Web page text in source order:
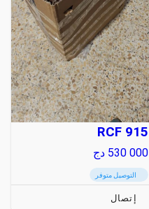
RCF 915
530 000 دج
التوصيل متوفر
إتصال